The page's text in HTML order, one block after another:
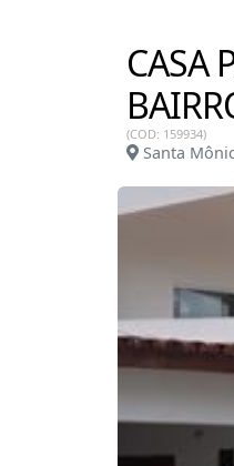
CASA
(COD: 159934)
Santa